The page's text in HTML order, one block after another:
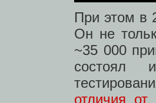
При этом в
Он не
~35 000
состоял
отличия от